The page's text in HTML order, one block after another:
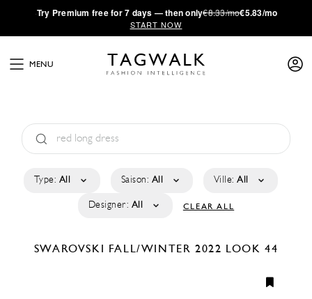
·Try Premium free for 7 days — then only€8.33/mo€5.83/mo
START NOW
MENU
Type: All Saison: All Ville: All
Designer: All CLEAR ALL
SWAROVSKI FALL/WINTER 2022 LOOK 44